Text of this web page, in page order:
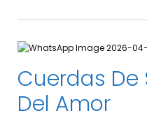
Cuerdas
Del Amor